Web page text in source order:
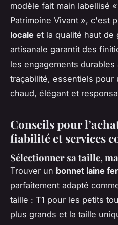
modèle fait main labellisé
Patrimoine Vivant », c'est
locale et la qualité haut de
artisanale garantit des
les engagements
traçabilité, essentiels pour
chaud, élégant et
Conseils pour
fiabilité et services
Sélectionner sa taille,
Trouver un bonnet laine
parfaitement adapté
taille : T1 pour les petits
plus grands et la taille